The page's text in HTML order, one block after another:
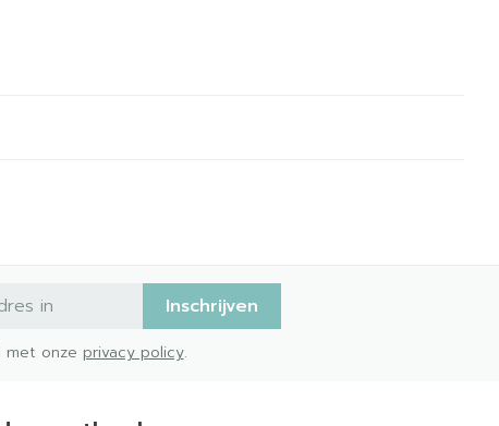
Inschrijven
met onze privacy policy.